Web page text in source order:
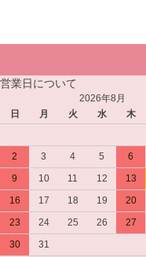
営業日について
2026年8月
日
月 火 水 木
2
3 4 5 6
9
10 11 12 13
16
17 18 19 20
23
24 25 26 27
30
31